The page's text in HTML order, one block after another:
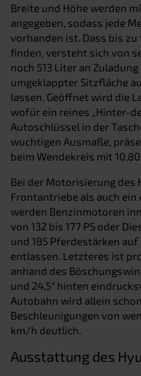
Breite und Höhe werden
angegeben, sodass jede
vorhanden ist. Dass bis
finden, versteht sich von
noch 513 Liter an
umgeklappter Sitzfläche
lassen. Geöffnet wird die
wofür ein reines „Hinter-
Autoschlüssel in der
wuchtigen Ausmaße,
beim Wendekreis mit
Bei der Motorisierung des
Frontantriebe als auch
werden Benzinmotoren
von 132 bis 177 PS oder
und 185 Pferdestärken
entlassen. Letzteres ist
anhand des
und 24,5° hinten
Autobahn wird allein
Beschleunigungen von
km/h deutlich.
Ausstattung des